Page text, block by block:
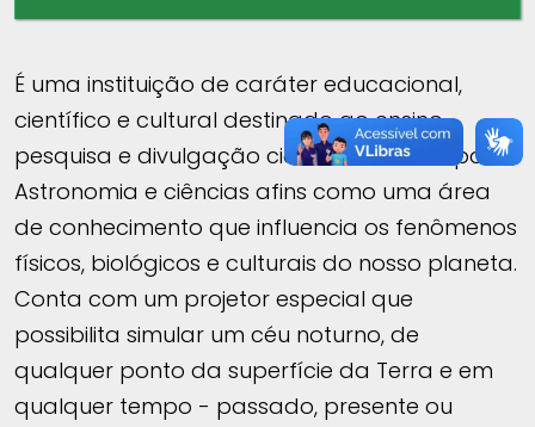
É uma instituição de caráter educacional,
científico e cultural destinado ao ensino,
pesquisa e divulgação científica no campo da
Astronomia e ciências afins como uma área
de conhecimento que influencia os fenômenos
físicos, biológicos e culturais do nosso planeta.
Conta com um projetor especial que
possibilita simular um céu noturno, de
qualquer ponto da superfície da Terra e em
qualquer tempo - passado, presente ou